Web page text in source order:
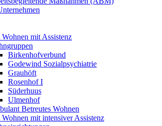
mit Assistenz
Birkenhofverbund
Godewind Sozialpsychiatrie
Grauhöft
Rosenhof I
Süderhuus
Ulmenhof
Betreutes Wohnen
mit intensiver Assistenz